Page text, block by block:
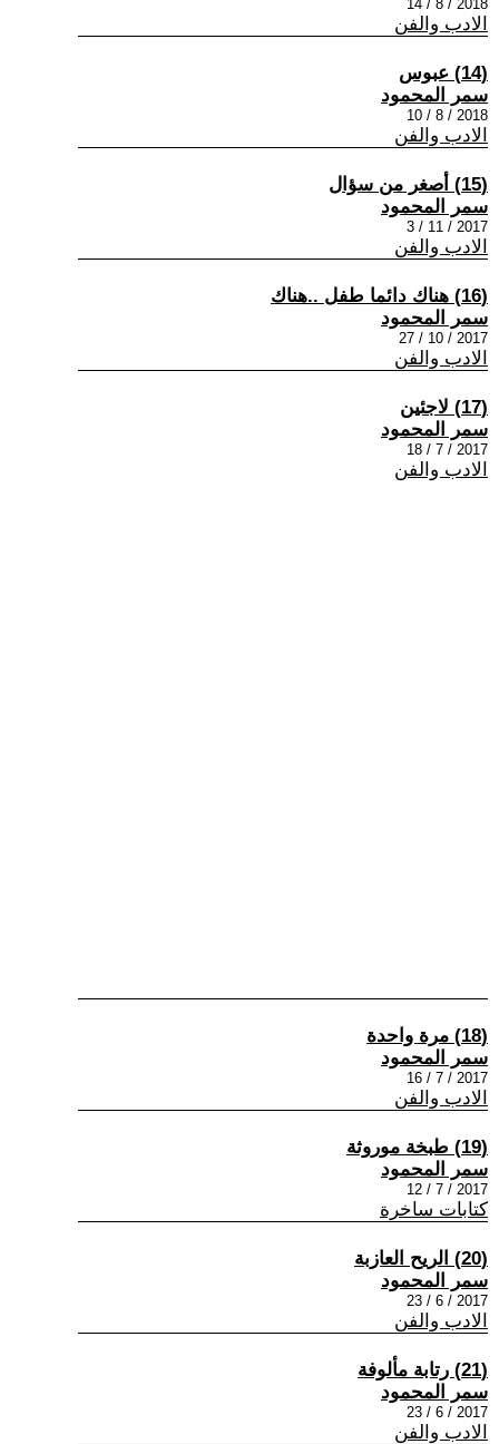
2018 / 8 / 14
الادب والفن
(14) عبوس
سمر المحمود
2018 / 8 / 10
الادب والفن
(15) أصغر من سؤال
سمر المحمود
2017 / 11 / 3
الادب والفن
(16) هناك دائما طفل ..هناك
سمر المحمود
2017 / 10 / 27
الادب والفن
(17) لاجئين
سمر المحمود
2017 / 7 / 18
الادب والفن
(18) مرة واحدة
سمر المحمود
2017 / 7 / 16
الادب والفن
(19) طبخة موروثة
سمر المحمود
2017 / 7 / 12
كتابات ساخرة
(20) الريح العازبة
سمر المحمود
2017 / 6 / 23
الادب والفن
(21) رتابة مألوفة
سمر المحمود
2017 / 6 / 23
الادب والفن